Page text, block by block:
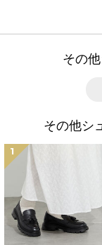
その
その他シ
1